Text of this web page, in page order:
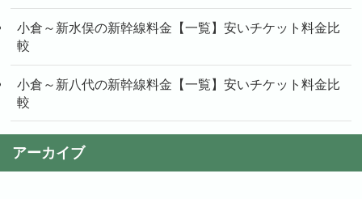
小倉～新水俣の新幹線料金【一覧】安いチケット料金比
較
小倉～新八代の新幹線料金【一覧】安いチケット料金比
較
アーカイブ